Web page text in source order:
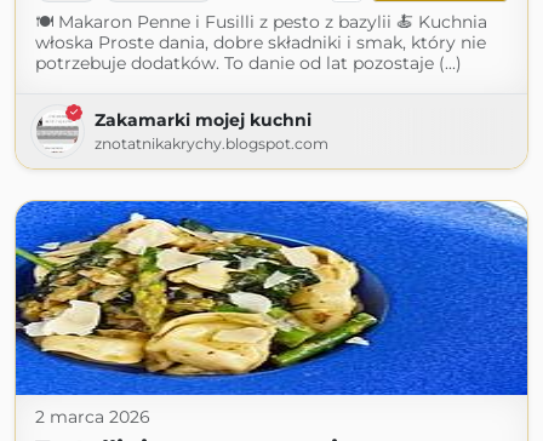
🍽 Makaron Penne i Fusilli z pesto z bazylii 🍝 Kuchnia
włoska Proste dania, dobre składniki i smak, który nie
potrzebuje dodatków. To danie od lat pozostaje (...)
Zakamarki mojej kuchni
znotatnikakrychy.blogspot.com
2 marca 2026